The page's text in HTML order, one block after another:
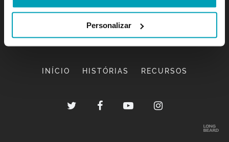
Personalizar
INÍCIO HISTÓRIAS RECURSOS